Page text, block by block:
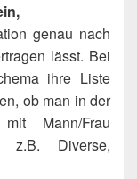
genau nach
lässt. Bei
ihre Liste
ob man in der
Mann/Frau
z.B. Diverse,